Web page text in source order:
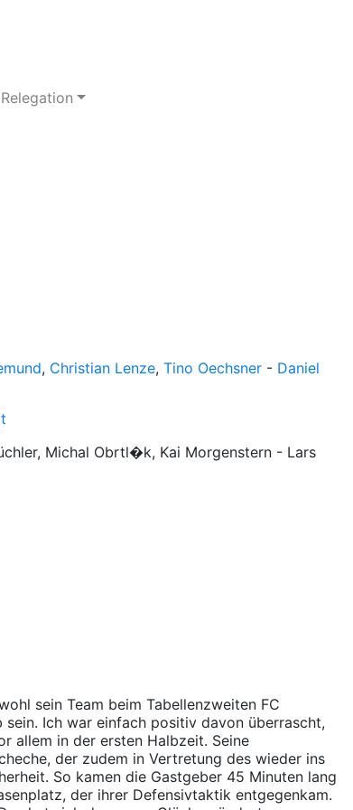
Relegation
, Christian Lenze, Tino Oechsner - Daniel
Michal Obrtl�k, Kai Morgenstern - Lars
sein Team beim Tabellenzweiten FC
Ich war einfach positiv davon überrascht,
allem in der ersten Halbzeit. Seine
der zudem in Vertretung des wieder ins
So kamen die Gastgeber 45 Minuten lang
der ihrer Defensivtaktik entgegenkam.